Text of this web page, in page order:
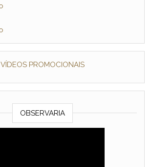
VÍDEOS PROMOCIONAIS
OBSERVARIA